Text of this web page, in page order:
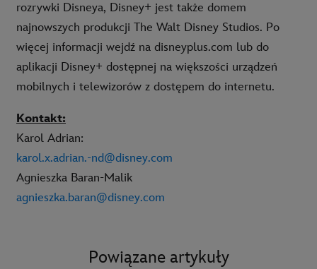
rozrywki Disneya, Disney+ jest także domem
najnowszych produkcji The Walt Disney Studios. Po
więcej informacji wejdź na disneyplus.com lub do
aplikacji Disney+ dostępnej na większości urządzeń
mobilnych i telewizorów z dostępem do internetu.
Kontakt:
Karol Adrian:
karol.x.adrian.-nd@disney.com
Agnieszka Baran-Malik
agnieszka.baran@disney.com
Powiązane artykuły